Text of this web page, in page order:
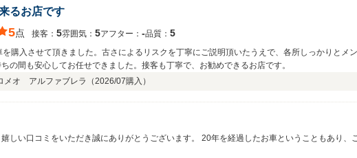
るお店です
5点 接客： 5雰囲気： 5アフター： ‐品質： 5
購入させて頂きました。古さによるリスクを丁寧にご説明頂いたうえで、各所しっかりとメ
の間も安心してお任せできました。接客も丁寧で、お勧めできるお店です。
オ アルファブレラ（2026/07購入）
とうございます。 20年を経過したお車ということもあり、ご購入に際してはご不安もあったかと思いますが、安心してお